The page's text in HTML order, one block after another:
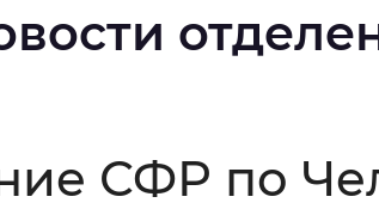
Без засечек С
буквами
СФР по